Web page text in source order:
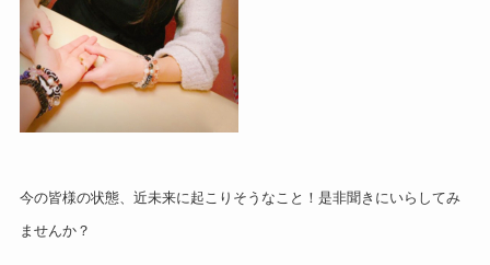
今の皆様の状態、近未来に起こりそうなこと！是非聞きにいらしてみ
ませんか？